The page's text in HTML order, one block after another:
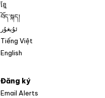
ខ្មែ
བོད་སྐད།
ئۇيغۇر
Tiếng Việt
English
Đăng ký
Email Alerts